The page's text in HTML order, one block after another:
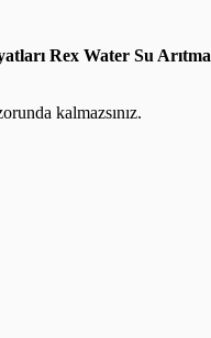
Rex Water Su Arıtma
kalmazsınız.